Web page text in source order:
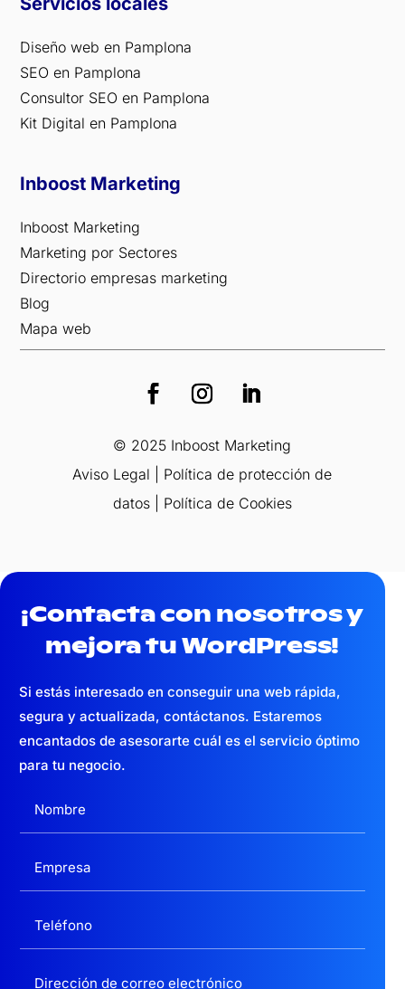
Diseño web en Pamplona
SEO en Pamplona
Consultor SEO en Pamplona
Kit Digital en Pamplona
Inboost Marketing
Inboost Marketing
Marketing por Sectores
Directorio empresas marketing
Blog
Mapa web
© 2025 Inboost Marketing
Aviso Legal
Política de protección de
datos| Política de Cookies
¡Contacta con nosotros y
mejora tu WordPress!
Si estás interesado en conseguir una web rápida,
segura y actualizada, contáctanos. Estaremos
encantados de asesorarte cuál es el servicio óptimo
para tu negocio.